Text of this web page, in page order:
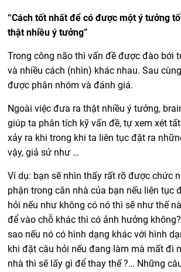
“Cách tốt nhất để có được một ý tưởng
thật nhiều ý tưởng”
Trong công não thì vấn đề được đào bới
và nhiều cách (nhìn) khác nhau. Sau
được phân nhóm và đánh giá.
Ngoài việc đưa ra thật nhiều ý tưởng,
giúp ta phân tích kỹ vấn đề, tự xem xét
xảy ra khi trong khi ta liên tục đặt ra
vậy, giả sử như …
Ví dụ: bạn sẽ nhìn thấy rất rõ được chức
phận trong căn nhà của bạn nếu liên tục
hỏi nếu như không có nó thì sẽ như thế
để vào chỗ khác thì có ảnh hưởng
sao nếu nó có hình dạng khác với hình
khi đặt câu hỏi nếu đang làm mà mất đi
nhà thì sẽ lấy gì để thay thế ?… Những